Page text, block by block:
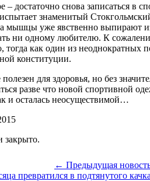
достаточно снова записаться в
знаменитый
мышцы уже явственно выпирают
ни одному любителю. К
тогда как один из
конституции.
полезен для здоровья, но без
разве что новой спортивной
и осталась неосуществимой…
закрыто.
← Предыдущая
превратился в подтянутого качка